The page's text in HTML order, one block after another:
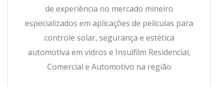
de experiência no mercado mineiro
especializados em aplicações de películas para
controle solar, segurança e estética
automotiva em vidros e Insulfilm Residencial,
Comercial e Automotivo na região